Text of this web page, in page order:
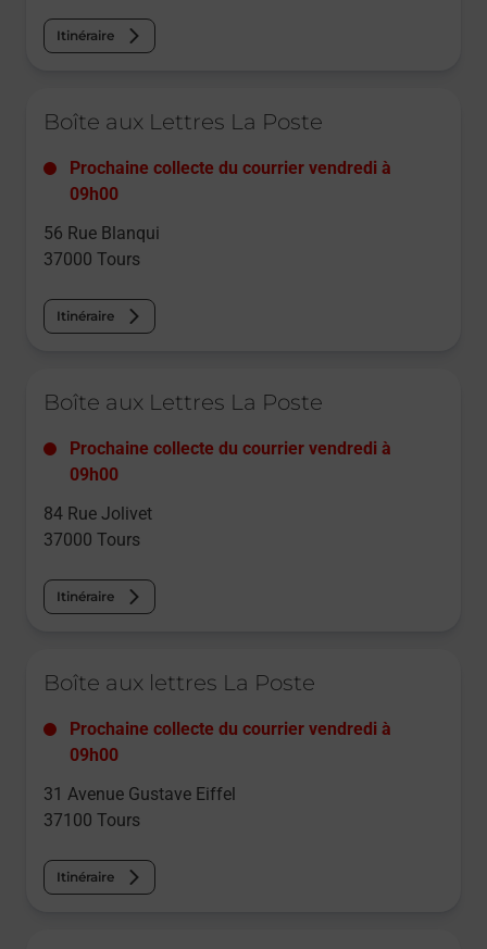
Itinéraire
Boîte aux Lettres La Poste
Prochaine collecte du courrier vendredi à
09h00
56 Rue Blanqui
37000 Tours
Itinéraire
Boîte aux Lettres La Poste
Prochaine collecte du courrier vendredi à
09h00
84 Rue Jolivet
37000 Tours
Itinéraire
Boîte aux lettres La Poste
Prochaine collecte du courrier vendredi à
09h00
31 Avenue Gustave Eiffel
37100 Tours
Itinéraire